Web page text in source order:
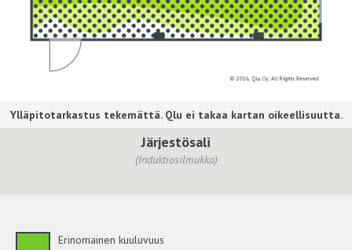
Järjestösali
(Induktiosilmukka)
Erinomainen kuuluvuus